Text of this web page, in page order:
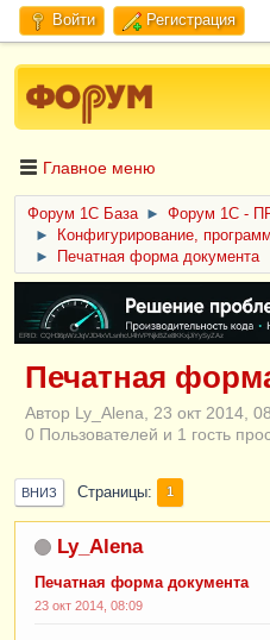
Войти Регистрация
Главное меню
Форум 1C База ►
Форум 1С -
►
Конфигурирование,
►
Печатная форма документа
ERID: CQH36pWzJqVJD4xVLsnhcU4hVPNjkBZe8KKxjJiYySyZAz
Печатная
Автор Ly_Alena, 23 окт 2014,
0 Пользователей и 1 гость
ВНИЗ Страницы 1
Ly_Alena
Печатная форма документа
23 окт 2014, 08:09